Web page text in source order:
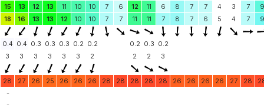
15
13 12 13 11 10 10 7 6 12 11 6 8 7 7 4 3 7
9
18
16 13 13 12 10 10 7 7 11 11 7 8 7 6 5 4 7 9
0.4 0.4 0.3 0.3 0.3 0.2 0.2 0.2 0.3 0.2
3
3 3 3 3 3 2 2 2 3
28 27 26 25 26 26 26 28 28 28 28 28 26 26 26 26 27 28
-
-